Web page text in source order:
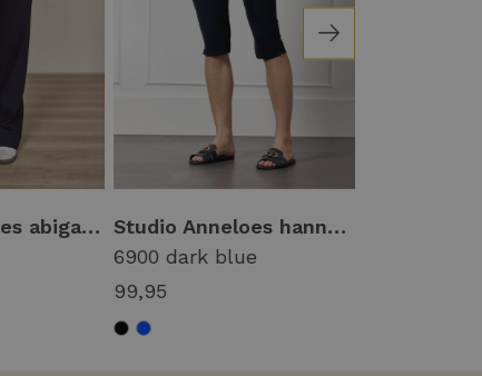
Studio Anneloes abigail trousers 94847 Broek 9000 black
Studio Anneloes hanna capri trousers 91533 Capri 6900 dark blue
6900 dark blue
99,95